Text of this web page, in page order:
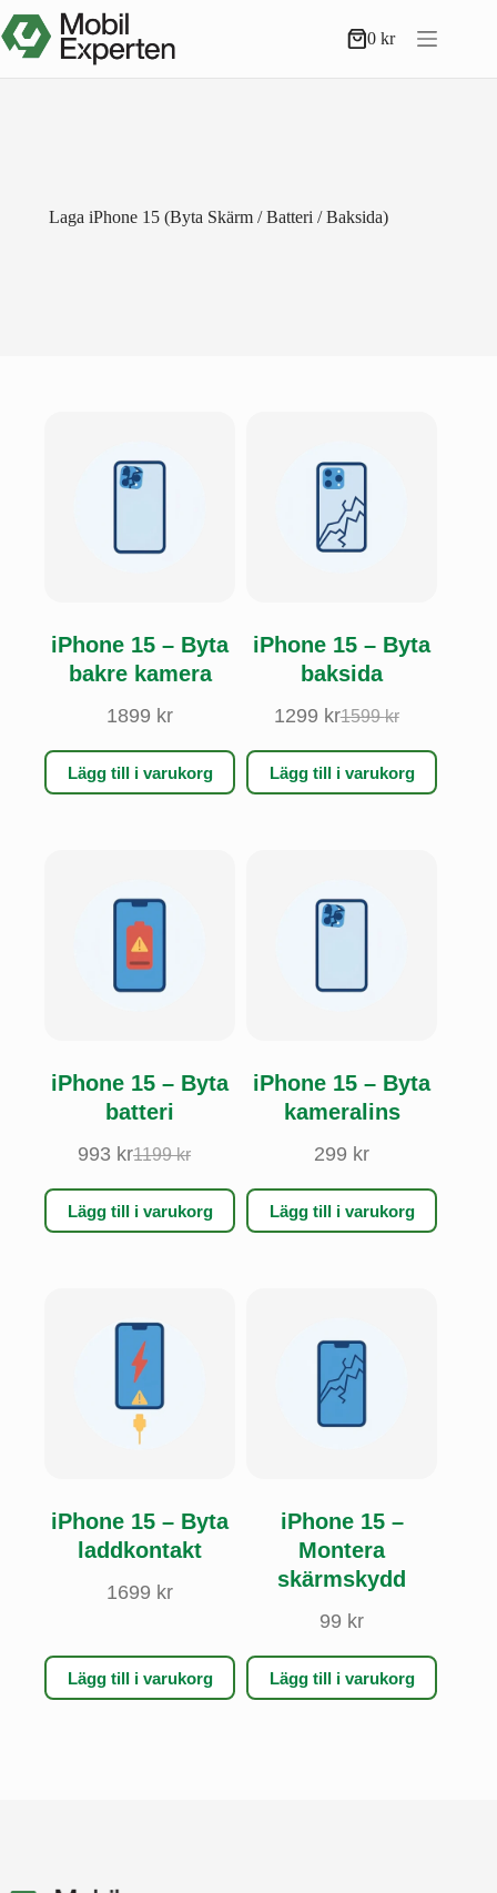
till
innehåll
Varukorg
0kr
Laga iPhone 15 (Byta Skärm / Batteri / Baksida)
iPhone 15 – Byta
bakre kamera
1899 kr
Lägg till i varukorg
iPhone 15 – Byta
baksida
1599kr
Det
ursprungliga
priset
var:
1299 krDet
nuvarande
priset
är:
Lägg till i varukorg
iPhone 15 – Byta
batteri
1199kr
Det
ursprungliga
priset
var:
993 kr Det
nuvarande
priset
är:
Lägg till i varukorg
iPhone 15 – Byta
kameralins
299 kr
Lägg till i varukorg
iPhone 15 – Byta
laddkontakt
1699 kr
Lägg till i varukorg
iPhone 15 –
Montera
skärmskydd
99 kr
Lägg till i varukorg